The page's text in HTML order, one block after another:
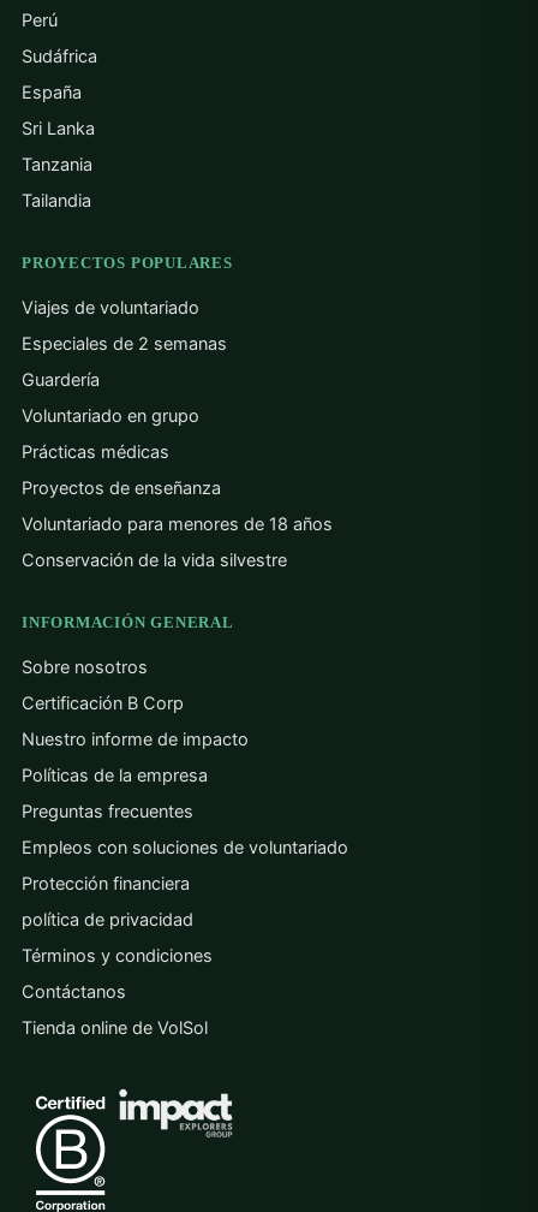
Perú
Sudáfrica
España
Sri Lanka
Tanzania
Tailandia
PROYECTOS POPULARES
Viajes de voluntariado
Especiales de 2 semanas
Guardería
Voluntariado en grupo
Prácticas médicas
Proyectos de enseñanza
Voluntariado para menores de 18 años
Conservación de la vida silvestre
INFORMACIÓN GENERAL
Sobre nosotros
Certificación B Corp
Nuestro informe de impacto
Políticas de la empresa
Preguntas frecuentes
Empleos con soluciones de voluntariado
Protección financiera
política de privacidad
Términos y condiciones
Contáctanos
Tienda online de VolSol